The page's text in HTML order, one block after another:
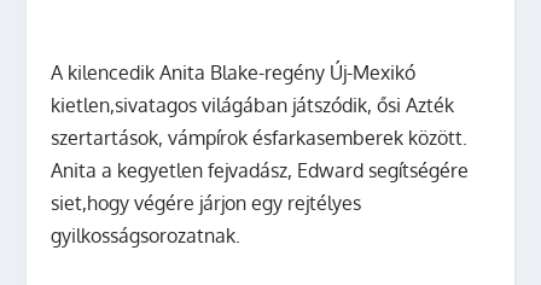
A kilencedikAnita Blake-regény Új-Mexikó
kietlen,sivatagos világában játszódik, ősi Azték
szertartások, vámpírok ésfarkasemberek között.
Anita a kegyetlen fejvadász, Edward segítségére
siet,hogy végére járjon egy rejtélyes
gyilkosságsorozatnak.